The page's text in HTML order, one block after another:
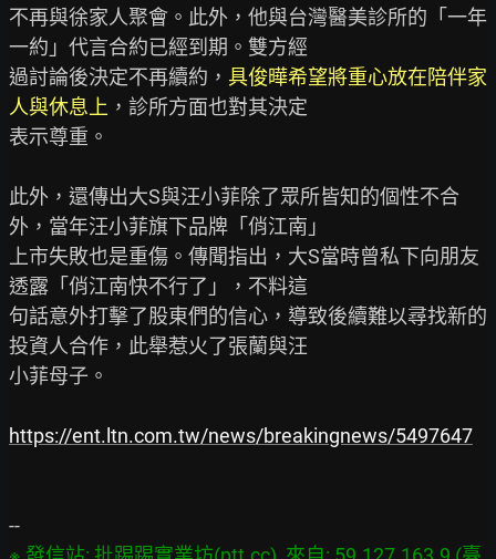
不再與徐家人聚會。此外，他與台灣醫美診所的「一年
一約」代言合約已經到期。雙方經
過討論後決定不再續約， 具俊曄希望將重心放在陪伴家
人與休息上 ，診所方面也對其決定
表示尊重。
此外，還傳出大S與汪小菲除了眾所皆知的個性不合
外，當年汪小菲旗下品牌「俏江南」
上市失敗也是重傷。傳聞指出，大S當時曾私下向朋友
透露「俏江南快不行了」，不料這
句話意外打擊了股東們的信心，導致後續難以尋找新的
投資人合作，此舉惹火了張蘭與汪
小菲母子。
https://ent.ltn.com.tw/news/breakingnews/5497647